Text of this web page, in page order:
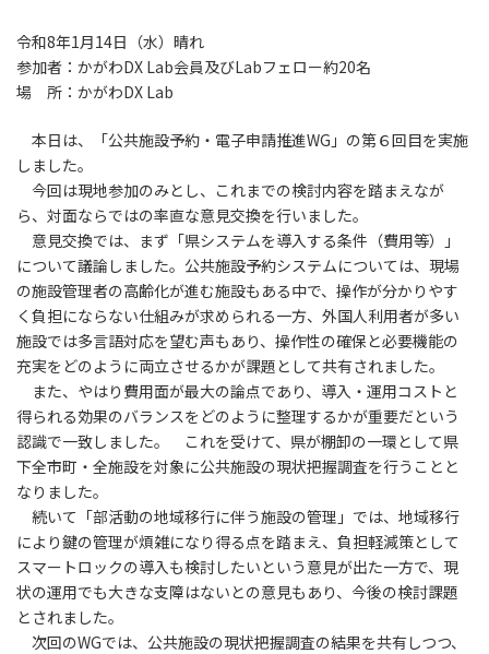
令和8年1月14日（水）晴れ
参加者：かがわDX Lab会員及びLabフェロー約20名
場 所：かがわDX Lab
本日は、「公共施設予約・電子申請推進WG」の第６回目を実施
しました。
今回は現地参加のみとし、これまでの検討内容を踏まえなが
ら、対面ならではの率直な意見交換を行いました。
意見交換では、まず「県システムを導入する条件（費用等）」
について議論しました。公共施設予約システムについては、現場
の施設管理者の高齢化が進む施設もある中で、操作が分かりやす
く負担にならない仕組みが求められる一方、外国人利用者が多い
施設では多言語対応を望む声もあり、操作性の確保と必要機能の
充実をどのように両立させるかが課題として共有されました。
また、やはり費用面が最大の論点であり、導入・運用コストと
得られる効果のバランスをどのように整理するかが重要だという
認識で一致しました。 これを受けて、県が棚卸の一環として県
下全市町・全施設を対象に公共施設の現状把握調査を行うことと
なりました。
続いて「部活動の地域移行に伴う施設の管理」では、地域移行
により鍵の管理が煩雑になり得る点を踏まえ、負担軽減策として
スマートロックの導入も検討したいという意見が出た一方で、現
状の運用でも大きな支障はないとの意見もあり、今後の検討課題
とされました。
次回のWGでは、公共施設の現状把握調査の結果を共有しつつ、